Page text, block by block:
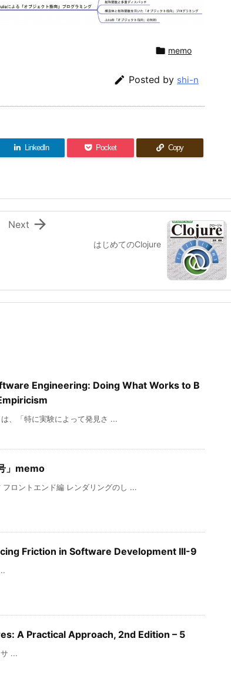
 memo
 Posted by shi-n
LinkedIn Pocket Copy
はじめてのClojure

Next
Engineering: Doing What Works to B
、「特に実験によって発見さ ...
」memo
ロントエンド編 レンダリングのし ...
Friction in Software Development III-9
A Practical Approach, 2nd Edition – 5
...